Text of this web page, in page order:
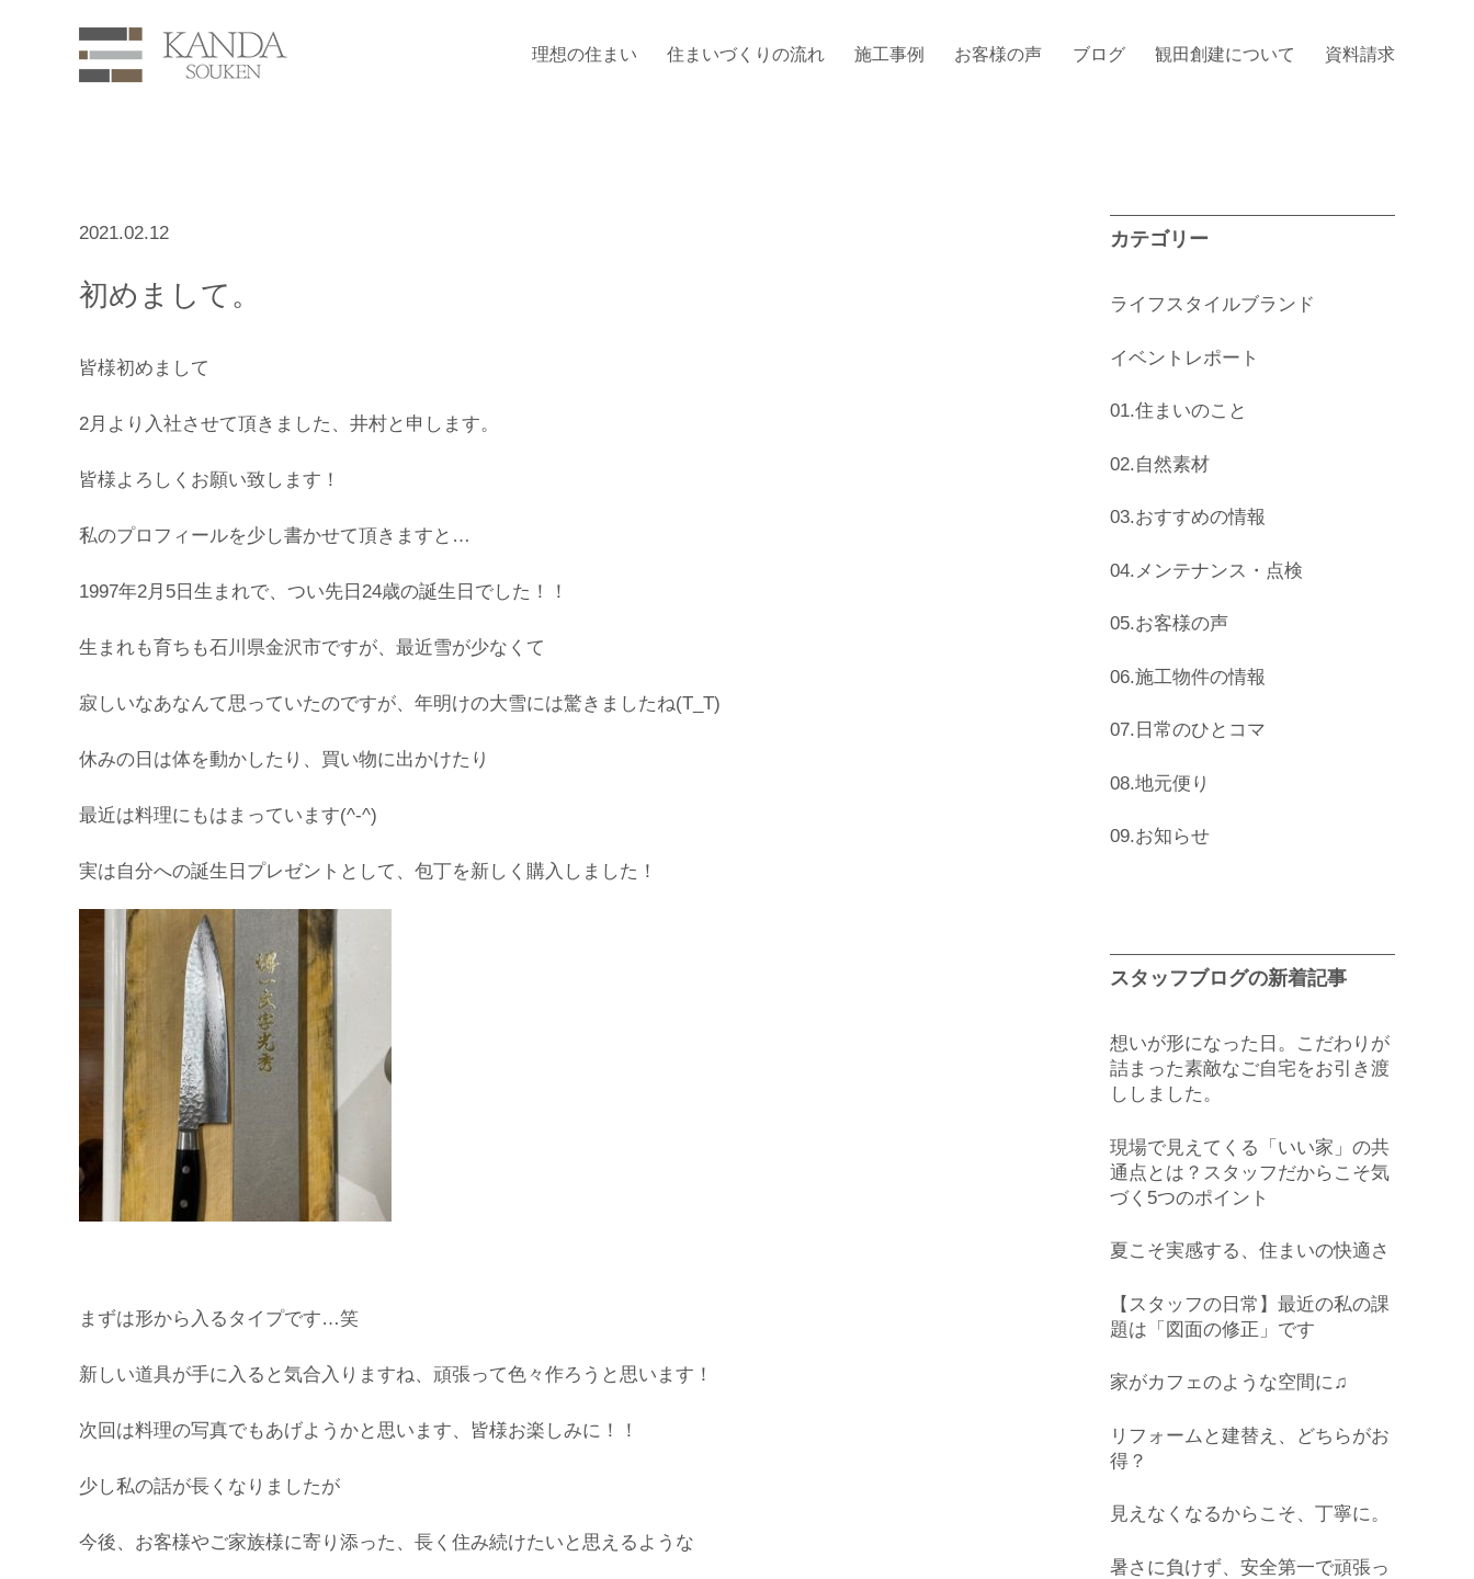
理想の住まい 住まいづくりの流れ 施工事例 お客様の声 ブログ 観田創建について 資料請求
2021.02.12
初めまして。
皆様初めまして
2月より入社させて頂きました、井村と申します。
皆様よろしくお願い致します！
私のプロフィールを少し書かせて頂きますと…
1997年2月5日生まれで、つい先日24歳の誕生日でした！！
生まれも育ちも石川県金沢市ですが、最近雪が少なくて
寂しいなあなんて思っていたのですが、年明けの大雪には驚きましたね(T_T)
休みの日は体を動かしたり、買い物に出かけたり
最近は料理にもはまっています(^-^)
実は自分への誕生日プレゼントとして、包丁を新しく購入しました！
まずは形から入るタイプです…笑
新しい道具が手に入ると気合入りますね、頑張って色々作ろうと思います！
次回は料理の写真でもあげようかと思います、皆様お楽しみに！！
少し私の話が長くなりましたが
今後、お客様やご家族様に寄り添った、長く住み続けたいと思えるような
カテゴリー
ライフスタイルブランド
イベントレポート
01.住まいのこと
02.自然素材
03.おすすめの情報
04.メンテナンス・点検
05.お客様の声
06.施工物件の情報
07.日常のひとコマ
08.地元便り
09.お知らせ
スタッフブログの新着記事
想いが形になった日。こだわりが
詰まった素敵なご自宅をお引き渡
ししました。
現場で見えてくる「いい家」の共
通点とは？スタッフだからこそ気
づく5つのポイント
夏こそ実感する、住まいの快適さ
【スタッフの日常】最近の私の課
題は「図面の修正」です
家がカフェのような空間に♫
リフォームと建替え、どちらがお
得？
見えなくなるからこそ、丁寧に。
暑さに負けず、安全第一で頑張っ